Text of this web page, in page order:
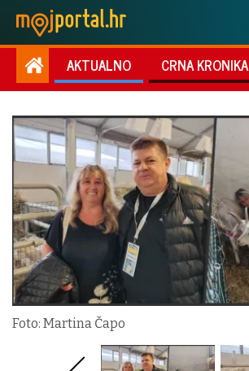
AKTUALNO CRNA KRONIKA
Foto: Martina Čapo